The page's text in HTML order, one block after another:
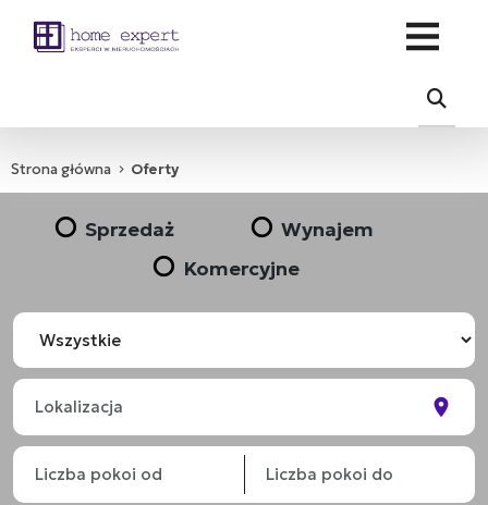
Strona główna Oferty
Sprzedaż
Wynajem
Komercyjne